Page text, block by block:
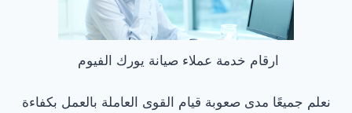
ارقام خدمة عملاء صيانة يورك الفيوم
نعلم جميعًا مدى صعوبة قيام القوى العاملة بالعمل بكفاءة